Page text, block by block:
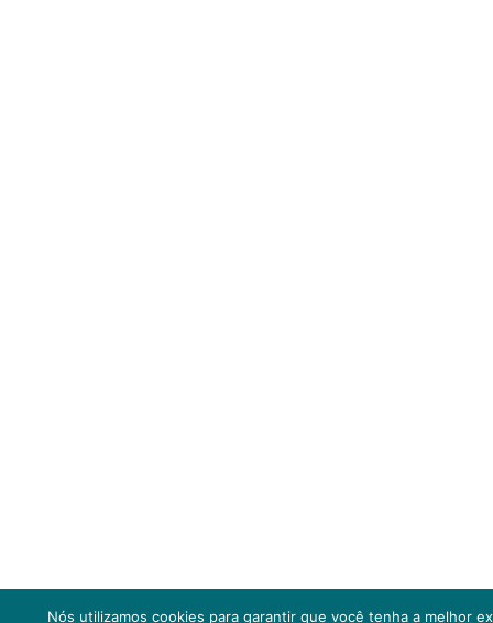
Nós utilizamos cookies para garantir que você tenha a melhor